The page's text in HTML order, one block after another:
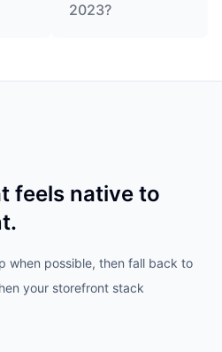
2023?
feels native to
when possible, then fall back to
your storefront stack